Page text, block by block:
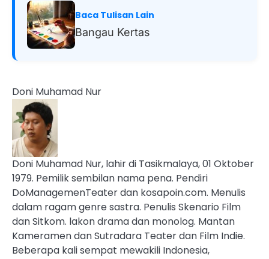
Baca Tulisan Lain
Bangau Kertas
Doni Muhamad Nur
Doni Muhamad Nur, lahir di Tasikmalaya, 01 Oktober
1979. Pemilik sembilan nama pena. Pendiri
DoManagemenTeater dan kosapoin.com. Menulis
dalam ragam genre sastra. Penulis Skenario Film
dan Sitkom. lakon drama dan monolog. Mantan
Kameramen dan Sutradara Teater dan Film Indie.
Beberapa kali sempat mewakili Indonesia,